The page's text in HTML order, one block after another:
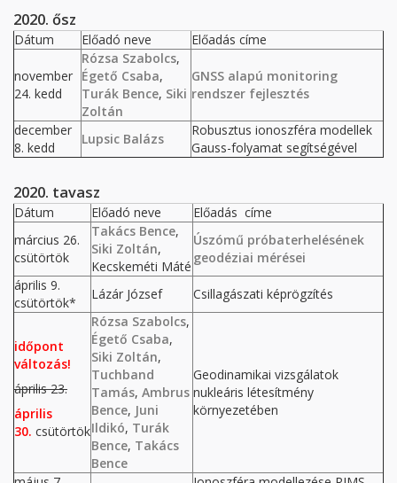
2020. ősz
Dátum Előadó neve Előadás címe
november
24. kedd
Rózsa Szabolcs,
Égető Csaba,
Turák Bence, Siki
Zoltán
GNSS alapú monitoring
rendszer fejlesztés
december
8. kedd
Lupsic Balázs
Robusztus ionoszféra modellek
Gauss-folyamat segítségével
2020. tavasz
Dátum Előadó neve
Előadás címe
március 26.
csütörtök
Takács Bence,
Siki Zoltán,
Kecskeméti Máté
Úszómű próbaterhelésének
geodéziai mérései
április 9.
csütörtök*
Lázár József Csillagászati képrögzítés
időpont
változás!
április 23.
április
30. csütörtök
Rózsa Szabolcs,
Égető Csaba,
Siki Zoltán,
Tuchband
Tamás, Ambrus
Bence, Juni
Ildikó, Turák
Bence, Takács
Bence
Geodinamikai vizsgálatok
nukleáris létesítmény
környezetében